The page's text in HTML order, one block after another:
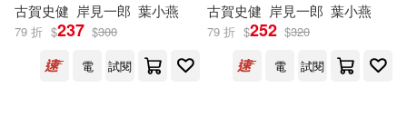
出版社 (可複選)
古賀史健 岸見一郎 葉小燕
79 折 $237 $300
電
試閱
古賀史健 岸見一郎 葉小燕
79 折 $252 $320
電
試閱